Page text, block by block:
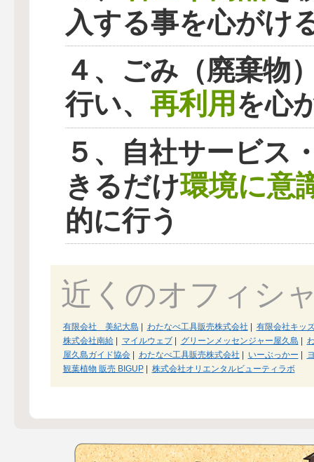
入する事を心がけ
４、ごみ（廃棄物
行い、 再利用を心
５、自社サービス
きるだけ環境に意
的に行う
近くのオフィシ
有限会社 美紀大島 わたなべ工具販売株式会社
有限会社キッ
株式会社南給| マイルウェブ| グリーンメッセンジャー屋久島
屋久島ガイド協会| わたなべ工具販売株式会社 いーぶっかー
観葉植物 販売 BIGUP| 株式会社オリエンタルビューティラボ